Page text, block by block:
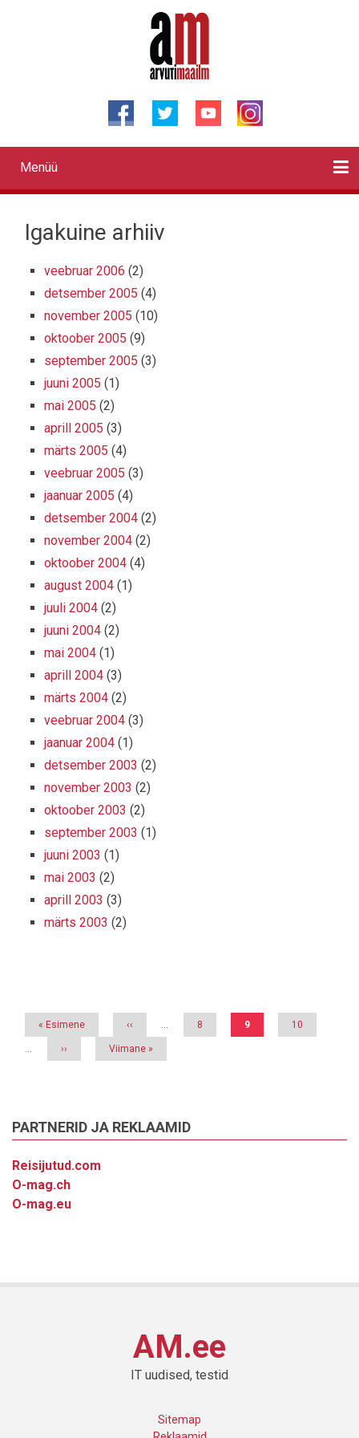
Primary
links
Menüü
Igakuine arhiiv
veebruar 2006 (2)
detsember 2005 (4)
november 2005 (10)
oktoober 2005 (9)
september 2005 (3)
juuni 2005 (1)
mai 2005 (2)
aprill 2005 (3)
märts 2005 (4)
veebruar 2005 (3)
jaanuar 2005 (4)
detsember 2004 (2)
november 2004 (2)
oktoober 2004 (4)
august 2004 (1)
juuli 2004 (2)
juuni 2004 (2)
mai 2004 (1)
aprill 2004 (3)
märts 2004 (2)
veebruar 2004 (3)
jaanuar 2004 (1)
detsember 2003 (2)
november 2003 (2)
oktoober 2003 (2)
september 2003 (1)
juuni 2003 (1)
mai 2003 (2)
aprill 2003 (3)
märts 2003 (2)
Esimene
« Esimene
Eelmine
‹‹ Page
8
Eesolev
9 Page
10
Järgmine
››
Viimane
Viimane »
PARTNERID JA REKLAAMID
Reisijutud.com
O-mag.ch
O-mag.eu
AM.ee
IT uudised, testid
Sitemap